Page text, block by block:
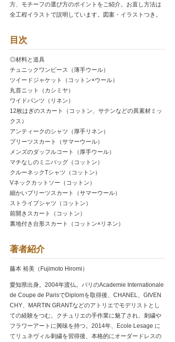
方、モチーフの選び方のポイントをご紹介。お直し方法は
全工程イラストで説明しています。図案・イラストつき。
目次
◎材料と道具
チュニックワンピース（薄手ウール）
ツイードジャケット（コットン×ウール）
丸首ニット（カシミヤ）
ワイドパンツ（リネン）
12枚はぎのスカート（コットン、サテンなどの異素材ミッ
クス）
アンティークのシャツ（厚手リネン）
プリーツスカート（サマーウール）
メンズのダッフルコート（厚手ウール）
マチなしのミニバッグ（コットン）
クルーネックTシャツ（コットン）
Vネックカットソー（コットン）
細かいプリーツスカート（サマーウール）
ストライプシャツ（コットン）
前開きスカート（コットン）
裏地付き台形スカート（コットン×リネン）
著者紹介
藤本 裕美（Fujimoto Hiromi）
愛知県出身。2004年渡仏。パリのAcademie Internationale
de Coupe de ParisでDiplomを取得後、CHANEL、GIVEN
CHY、MARTIN GRANTなどのアトリエでモデリストとし
ての経験をつむ。クチュリエの手作業に魅了され、刺繍や
フラワーアートに興味を持つ。2014年、Ecole Lesage に
てリュネヴィル刺繍を習得後、本格的にオーダードレスの